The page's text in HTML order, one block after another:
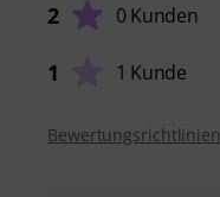
2 0 Kunden
1 1 Kunde
Bewertungsrichtlinien